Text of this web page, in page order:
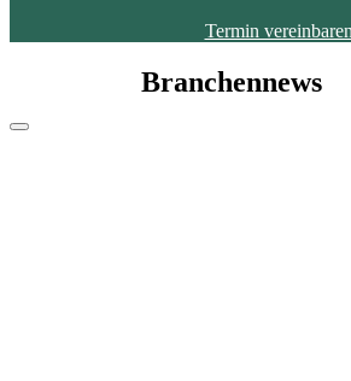
Termin vereinbaren
Branchennews